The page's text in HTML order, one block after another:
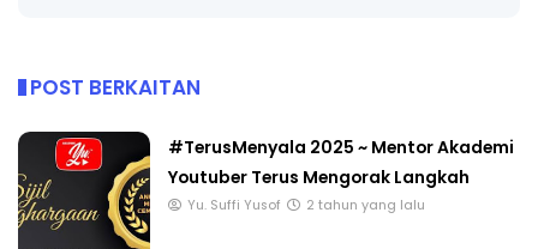
POST BERKAITAN
#TerusMenyala 2025 ~ Mentor Akademi
Youtuber Terus Mengorak Langkah
Yu. Suffi Yusof 2 tahun yang lalu